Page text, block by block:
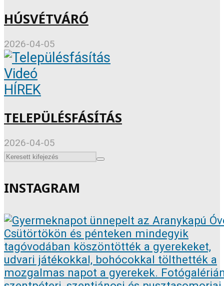
HÚSVÉTVÁRÓ
2026-04-05
Videó
HÍREK
TELEPÜLÉSFÁSÍTÁS
2026-04-05
INSTAGRAM